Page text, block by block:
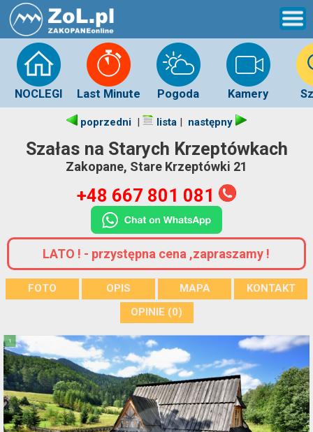
NOCLEGI Last Minute Pogoda Kamery
poprzedni | lista | następny
Szałas na Starych Krzeptówkach
Zakopane, Stare Krzeptówki 21
+48 667 801 081
LATO ! - przystępna cena ,zapraszamy !
FOTO OPIS MAPA
KONTAKT
OPINIE (0)
1